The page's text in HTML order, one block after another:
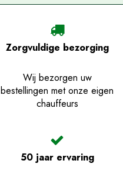
Zorgvuldige bezorging
Wij bezorgen uw
bestellingen met onze eigen
chauffeurs
50 jaar ervaring